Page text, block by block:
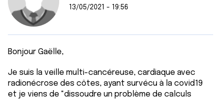
13/05/2021 - 19:56
Bonjour Gaëlle,
Je suis la veille multi-cancéreuse, cardiaque avec
radionécrose des côtes, ayant survécu à la covid19
et je viens de "dissoudre un problème de calculs